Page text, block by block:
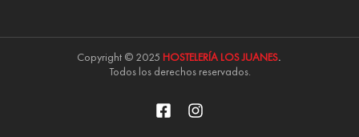
Copyright © 2025 HOSTELERÍA LOS JUANES.
Todos los derechos reservados.